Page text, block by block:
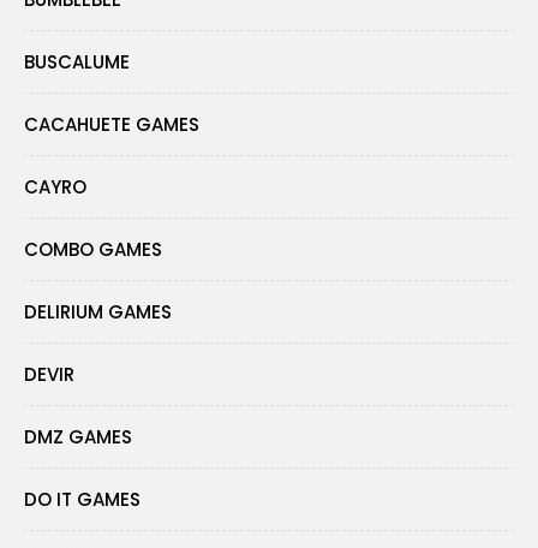
BUSCALUME
CACAHUETE GAMES
CAYRO
COMBO GAMES
DELIRIUM GAMES
DEVIR
DMZ GAMES
DO IT GAMES